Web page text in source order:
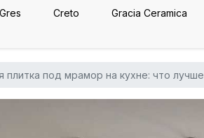
Creto Gracia Ceramica
плитка под мрамор на кухне: что лучше